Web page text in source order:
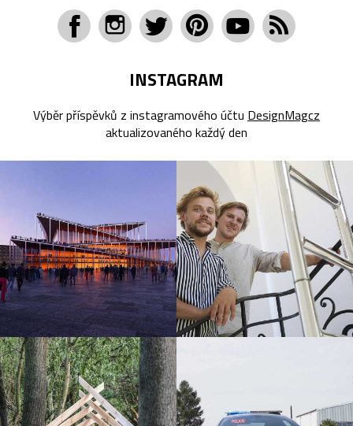
INSTAGRAM
Výběr příspěvků z instagramového účtu DesignMagcz
aktualizovaného každý den